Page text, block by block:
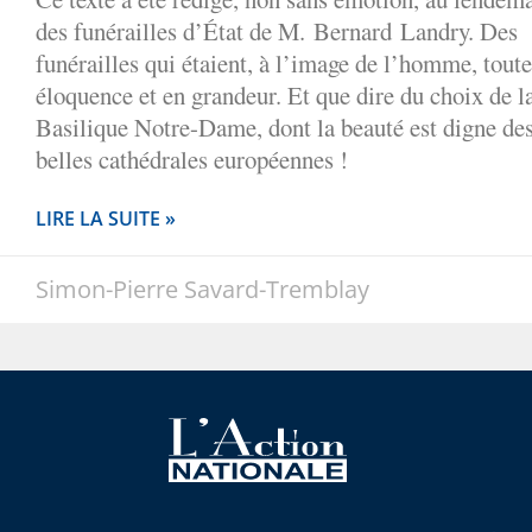
des funérailles d’État de M. Bernard Landry. Des
funérailles qui étaient, à l’image de l’homme,
éloquence et en grandeur. Et que dire du choix de
Basilique Notre-Dame, dont la beauté est digne
belles cathédrales européennes !
LIRE LA SUITE »
Simon-Pierre Savard-Tremblay